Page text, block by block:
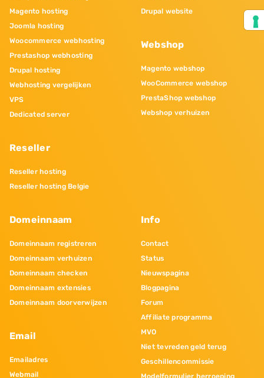
Magento hosting
Joomla hosting
Woocommerce webhosting
Prestashop webhosting
Drupal hosting
Webhosting vergelijken
VPS
Dedicated server
Reseller
Reseller hosting
Reseller hosting Belgie
Drupal website
Webshop
Magento webshop
WooCommerce webshop
PrestaShop webshop
Webshop verhuizen
Domeinnaam
Domeinnaam registreren
Domeinnaam verhuizen
Domeinnaam checken
Domeinnaam extensies
Domeinnaam doorverwijzen
Email
Emailadres
Webmail
Info
Contact
Status
Nieuwspagina
Blogpagina
Forum
Affiliate programma
MVO
Niet tevreden geld terug
Geschillencommissie